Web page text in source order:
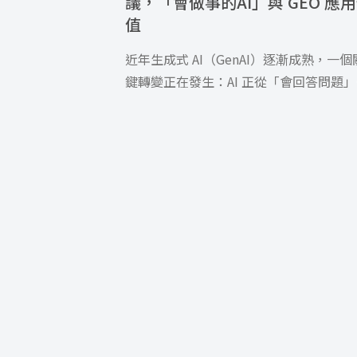
值
近年生成式 AI（GenAI）逐漸成熟，一個
鍵轉變正在發生：AI 正從「會回答問題